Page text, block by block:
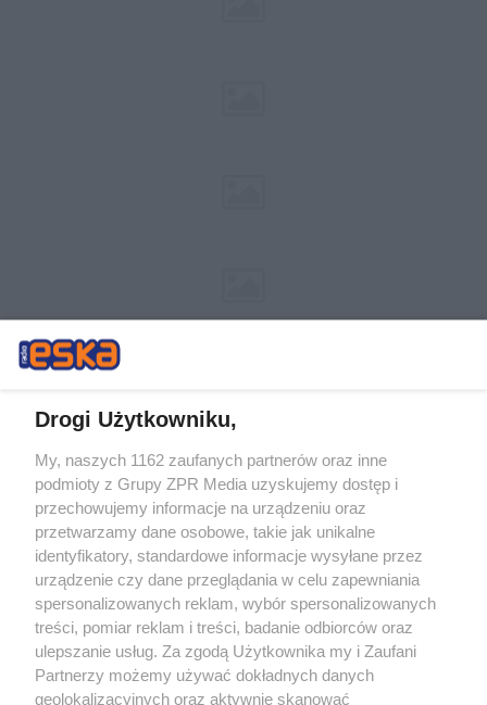
Żaden utwór zamieszczony w serwisie nie może być powielany i
rozpowszechniany lub dalej rozpowszechniany w jakikolwiek sposób (w
tym także elektroniczny lub mechaniczny) na jakimkolwiek polu
eksploatacji w jakiejkolwiek formie, włącznie z umieszczaniem w
Internecie bez pisemnej zgody właściciela praw. Jakiekolwiek użycie lub
wykorzystanie utworów w całości lub w części z naruszeniem prawa,
tzn. bez właściwej zgody, jest zabronione pod groźbą kary i może być
ścigane prawnie.
Drogi Użytkowniku,
My, naszych 1162 zaufanych partnerów oraz inne
podmioty z Grupy ZPR Media uzyskujemy dostęp i
przechowujemy informacje na urządzeniu oraz
przetwarzamy dane osobowe, takie jak unikalne
identyfikatory, standardowe informacje wysyłane przez
urządzenie czy dane przeglądania w celu zapewniania
spersonalizowanych reklam, wybór spersonalizowanych
treści, pomiar reklam i treści, badanie odbiorców oraz
ulepszanie usług. Za zgodą Użytkownika my i Zaufani
Partnerzy możemy używać dokładnych danych
geolokalizacyjnych oraz aktywnie skanować